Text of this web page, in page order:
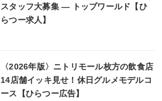
スタッフ大募集 ― トップワールド【ひ
らつー求人】
〈2026年版〉ニトリモール枚方の飲食店
14店舗イッキ見せ！休日グルメモデルコ
ース【ひらつー広告】